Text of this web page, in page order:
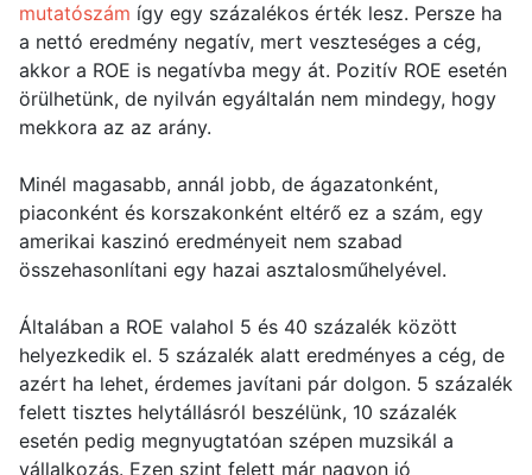
mutatószám így egy százalékos érték lesz. Persze ha
a nettó eredmény negatív, mert veszteséges a cég,
akkor a ROE is negatívba megy át. Pozitív ROE esetén
örülhetünk, de nyilván egyáltalán nem mindegy, hogy
mekkora az az arány.
Minél magasabb, annál jobb, de ágazatonként,
piaconként és korszakonként eltérő ez a szám, egy
amerikai kaszinó eredményeit nem szabad
összehasonlítani egy hazai asztalosműhelyével.
Általában a ROE valahol 5 és 40 százalék között
helyezkedik el. 5 százalék alatt eredményes a cég, de
azért ha lehet, érdemes javítani pár dolgon. 5 százalék
felett tisztes helytállásról beszélünk, 10 százalék
esetén pedig megnyugtatóan szépen muzsikál a
vállalkozás. Ezen szint felett már nagyon jó